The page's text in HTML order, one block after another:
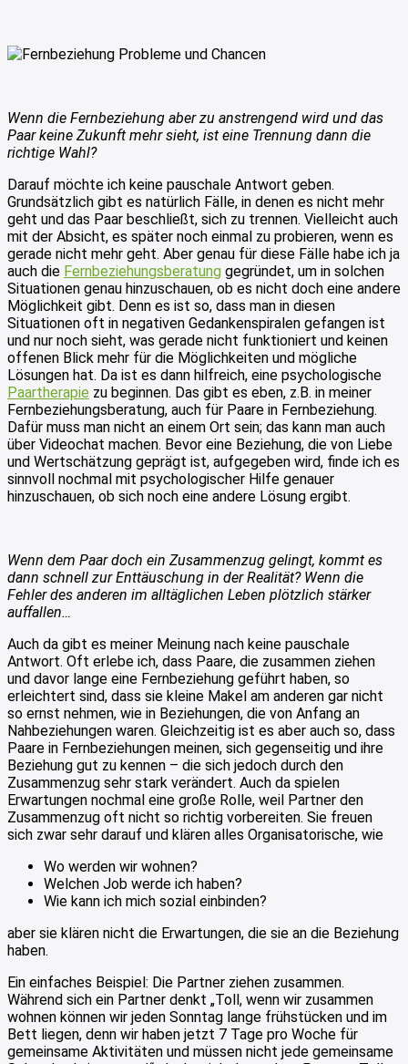
Wenn die Fernbeziehung aber zu anstrengend wird und das
Paar keine Zukunft mehr sieht, ist eine Trennung dann die
richtige Wahl?
Darauf möchte ich keine pauschale Antwort geben.
Grundsätzlich gibt es natürlich Fälle, in denen es nicht mehr
geht und das Paar beschließt, sich zu trennen. Vielleicht auch
mit der Absicht, es später noch einmal zu probieren, wenn es
gerade nicht mehr geht. Aber genau für diese Fälle habe ich ja
auch die Fernbeziehungsberatung gegründet, um in solchen
Situationen genau hinzuschauen, ob es nicht doch eine andere
Möglichkeit gibt. Denn es ist so, dass man in diesen
Situationen oft in negativen Gedankenspiralen gefangen ist
und nur noch sieht, was gerade nicht funktioniert und keinen
offenen Blick mehr für die Möglichkeiten und mögliche
Lösungen hat. Da ist es dann hilfreich, eine psychologische
Paartherapie zu beginnen. Das gibt es eben, z.B. in meiner
Fernbeziehungsberatung, auch für Paare in Fernbeziehung.
Dafür muss man nicht an einem Ort sein; das kann man auch
über Videochat machen. Bevor eine Beziehung, die von Liebe
und Wertschätzung geprägt ist, aufgegeben wird, finde ich es
sinnvoll nochmal mit psychologischer Hilfe genauer
hinzuschauen, ob sich noch eine andere Lösung ergibt.
Wenn dem Paar doch ein Zusammenzug gelingt, kommt es
dann schnell zur Enttäuschung in der Realität? Wenn die
Fehler des anderen im alltäglichen Leben plötzlich stärker
auffallen…
Auch da gibt es meiner Meinung nach keine pauschale
Antwort. Oft erlebe ich, dass Paare, die zusammen ziehen
und davor lange eine Fernbeziehung geführt haben, so
erleichtert sind, dass sie kleine Makel am anderen gar nicht
so ernst nehmen, wie in Beziehungen, die von Anfang an
Nahbeziehungen waren. Gleichzeitig ist es aber auch so, dass
Paare in Fernbeziehungen meinen, sich gegenseitig und ihre
Beziehung gut zu kennen – die sich jedoch durch den
Zusammenzug sehr stark verändert. Auch da spielen
Erwartungen nochmal eine große Rolle, weil Partner den
Zusammenzug oft nicht so richtig vorbereiten. Sie freuen
sich zwar sehr darauf und klären alles Organisatorische, wie
Wo werden wir wohnen?
Welchen Job werde ich haben?
Wie kann ich mich sozial einbinden?
aber sie klären nicht die Erwartungen, die sie an die Beziehung
haben.
Ein einfaches Beispiel: Die Partner ziehen zusammen.
Während sich ein Partner denkt „Toll, wenn wir zusammen
wohnen können wir jeden Sonntag lange frühstücken und im
Bett liegen, denn wir haben jetzt 7 Tage pro Woche für
gemeinsame Aktivitäten und müssen nicht jede gemeinsame